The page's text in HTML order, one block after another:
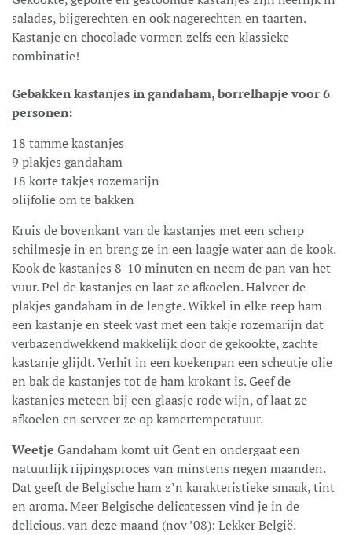
salades, bijgerechten en ook nagerechten en taarten.
Kastanje en chocolade vormen zelfs een klassieke
combinatie!
Gebakken kastanjes in gandaham, borrelhapje voor 6
personen:
18 tamme kastanjes
9 plakjes gandaham
18 korte takjes rozemarijn
olijfolie om te bakken
Kruis de bovenkant van de kastanjes met een scherp
schilmesje in en breng ze in een laagje water aan de kook.
Kook de kastanjes 8-10 minuten en neem de pan van het
vuur. Pel de kastanjes en laat ze afkoelen. Halveer de
plakjes gandaham in de lengte. Wikkel in elke reep ham
een kastanje en steek vast met een takje rozemarijn dat
verbazendwekkend makkelijk door de gekookte, zachte
kastanje glijdt. Verhit in een koekenpan een scheutje olie
en bak de kastanjes tot de ham krokant is. Geef de
kastanjes meteen bij een glaasje rode wijn, of laat ze
afkoelen en serveer ze op kamertemperatuur.
Weetje Gandaham komt uit Gent en ondergaat een
natuurlijk rijpingsproces van minstens negen maanden.
Dat geeft de Belgische ham z’n karakteristieke smaak, tint
en aroma. Meer Belgische delicatessen vind je in de
delicious. van deze maand (nov ’08): Lekker België.